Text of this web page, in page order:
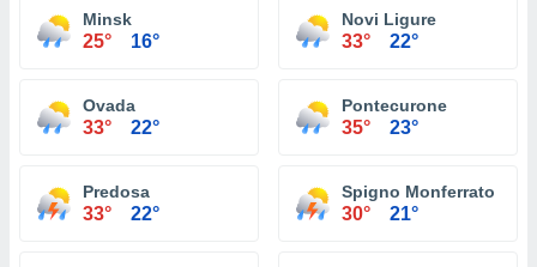
Minsk
25° 16°
Novi Ligure
33° 22°
Ovada
33° 22°
Pontecurone
35° 23°
Predosa
33° 22°
Spigno Monferrato
30° 21°